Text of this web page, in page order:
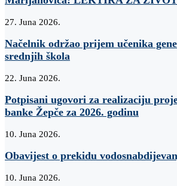
27. Juna 2026.
Načelnik održao prijem učenika
srednjih škola
22. Juna 2026.
Potpisani ugovori za realizaciju
banke Žepče za 2026. godinu
10. Juna 2026.
Obavijest o prekidu
10. Juna 2026.